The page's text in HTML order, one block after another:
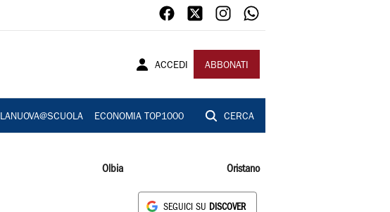
ACCEDI ABBONATI
LANUOVA@SCUOLA ECONOMIA TOP1000 CERCA
Olbia Oristano
SEGUICI SU DISCOVER